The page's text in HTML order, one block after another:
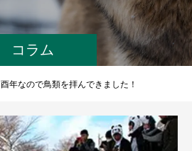
コラム
酉年なので鳥類を拝んできました！